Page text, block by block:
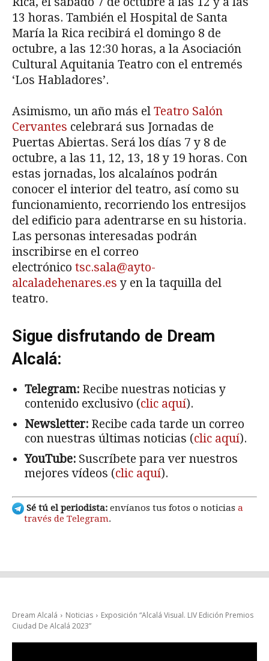
13 horas. También el Hospital de Santa
María la Rica recibirá el domingo 8 de
octubre, a las 12:30 horas, a la Asociación
Cultural Aquitania Teatro con el entremés
‘Los Habladores’.
Asimismo, un año más el Teatro Salón
Cervantes celebrará sus Jornadas de
Puertas Abiertas. Será los días 7 y 8 de
octubre, a las 11, 12, 13, 18 y 19 horas. Con
estas jornadas, los alcalaínos podrán
conocer el interior del teatro, así como su
funcionamiento, recorriendo los entresijos
del edificio para adentrarse en su historia.
Las personas interesadas podrán
inscribirse en el correo
electrónico tsc.sala@ayto-
alcaladehenares.es y en la taquilla del
teatro.
Sigue disfrutando de Dream
Alcalá:
Telegram: Recibe nuestras noticias y
contenido exclusivo (clic aquí).
Newsletter: Recibe cada tarde un correo
con nuestras últimas noticias (clic aquí).
YouTube: Suscríbete para ver nuestros
mejores vídeos (clic aquí).
Sé tú el periodista: envíanos tus fotos o noticias a
través de Telegram.